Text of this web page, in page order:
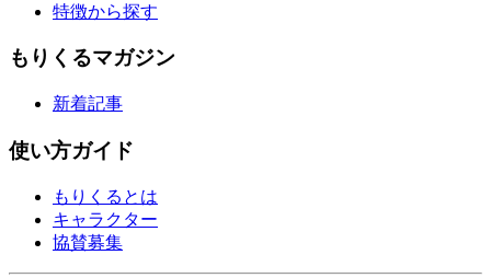
特徴から探す
もりくるマガジン
新着記事
使い方ガイド
もりくるとは
キャラクター
協賛募集